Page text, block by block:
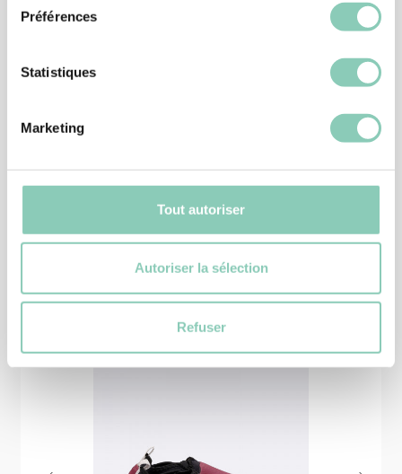
Préférences
Statistiques
Marketing
Tout autoriser
Autoriser la sélection
Refuser
BOTTE DURANCE
Produits similaires